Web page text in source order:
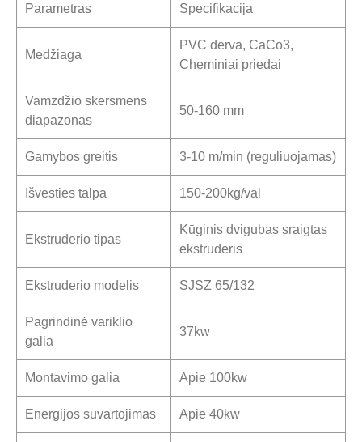
Parametras Specifikacija
Medžiaga
PVC derva, CaCo3,
Cheminiai priedai
Vamzdžio skersmens
diapazonas
50-160 mm
Gamybos greitis 3-10 m/min (reguliuojamas)
Išvesties talpa 150-200kg/val
Ekstruderio tipas
Kūginis dvigubas sraigtas
ekstruderis
Ekstruderio modelis SJSZ 65/132
Pagrindinė variklio
galia
37kw
Montavimo galia Apie 100kw
Energijos suvartojimas Apie 40kw